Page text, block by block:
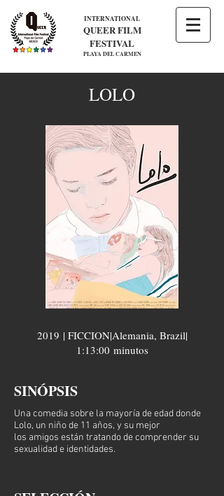
INTERNATIONAL
QUEER FILM
FESTIVAL
PLAYA DEL CARMEN
LOLO
2019 | FICCION|Alemania, Brazil|
1:13:00 minutos
SINÓPSIS
Una comedia sobre la mayoría de edad donde
Lolo, un niño de 11 años, y su mejor
los amigos están tratando de comprender su
sexualidad e identidades.